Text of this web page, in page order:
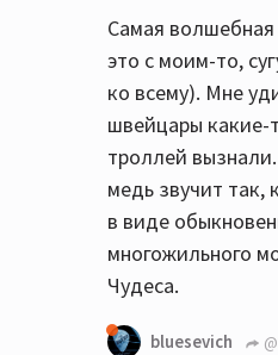
Видимо в Польше
её меньше
тщательнЕЕ...
Самая
это с моим-то,
ко всему). Мне
швейцары какие-
троллей
медь звучит так,
в виде
многожильного
Чудеса.
bluesevich